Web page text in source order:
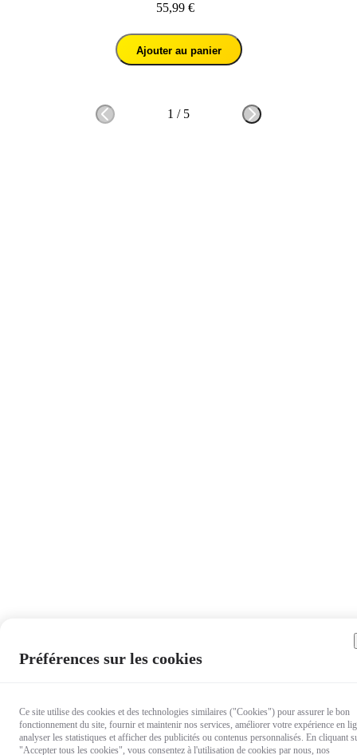
55,99 €
Ajouter au panier
1 / 5
Préférences sur les cookies
Ce site utilise des cookies et des technologies similaires ("Cookies") pour assurer le bon
fonctionnement du site, fournir et maintenir nos services, améliorer votre expérience en
analyser les statistiques et afficher des publicités ou contenus personnalisés. En cliquant
"Accepter tous les cookies", vous consentez à l'utilisation de cookies par nous, nos